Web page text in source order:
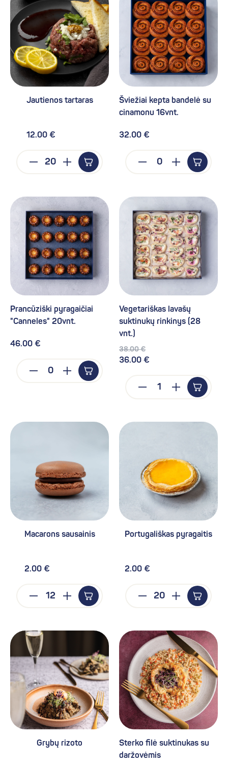
Jautienos tartaras
12.00 €
Šviežiai kepta bandelė su
cinamonu 16vnt.
32.00 €
Prancūziški pyragaičiai
"Canneles" 20vnt.
46.00 €
Vegetariškas lavašų
suktinukų rinkinys (28
vnt.)
38.00 €
36.00 €
Macarons sausainis
2.00 €
Portugališkas pyragaitis
2.00 €
Grybų rizoto
Sterko filė suktinukas su
daržovėmis